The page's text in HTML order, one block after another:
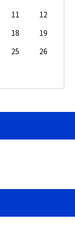
11
12
18
19
25
26